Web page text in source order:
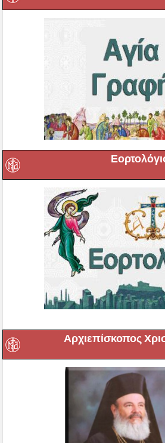
Αρχιεπίσκοπος